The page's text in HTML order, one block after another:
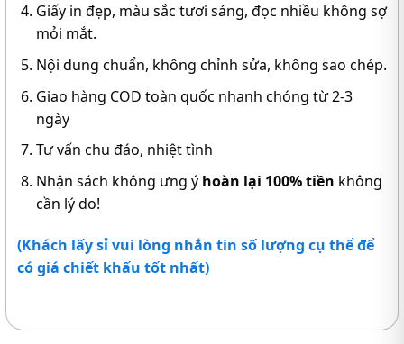
Giấy in đẹp, màu sắc tươi sáng, đọc nhiều không sợ
mỏi mắt.
Nội dung chuẩn, không chỉnh sửa, không sao chép.
Giao hàng COD toàn quốc nhanh chóng từ 2-3
ngày
Tư vấn chu đáo, nhiệt tình
Nhận sách không ưng ý hoàn lại 100% tiền không
cần lý do!
(Khách lấy sỉ vui lòng nhắn tin số lượng cụ thể để
có giá chiết khấu tốt nhất)